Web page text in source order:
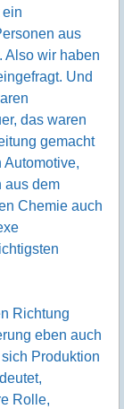
ein
aus
Also wir haben
Und
das waren
gemacht
Automotive,
aus dem
Chemie auch
Richtung
eben auch
Produktion
Rolle,